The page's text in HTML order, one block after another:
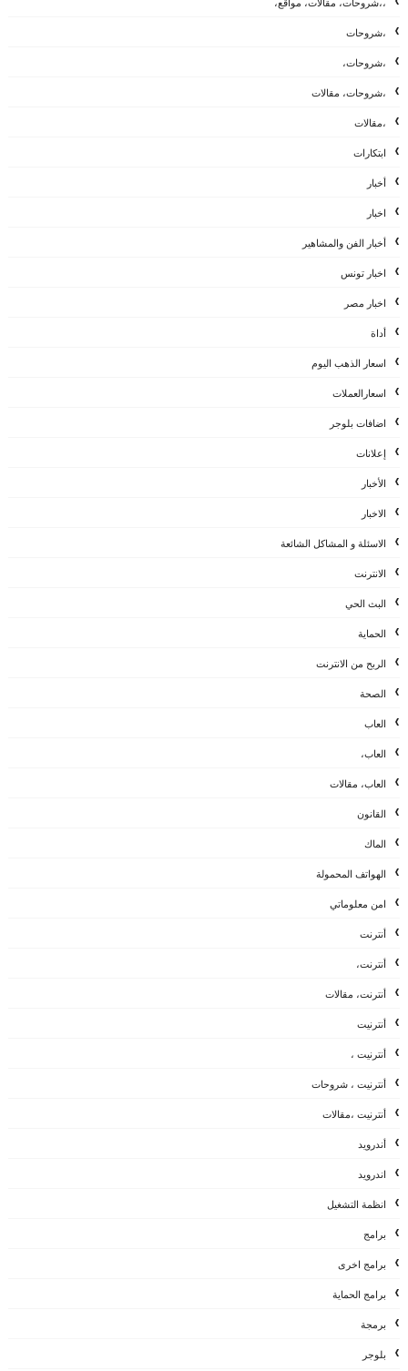
،شروحات
،شروحات،
،شروحات، مقالات
،مقالات
ابتكارات
أخبار
اخبار
أخبار الفن والمشاهير
اخبار تونس
اخبار مصر
أداة
اسعار الذهب اليوم
اسعارالعملات
اضافات بلوجر
إعلانات
الأخبار
الاخبار
الاسئلة و المشاكل الشائعة
الانترنت
البث الحي
الحماية
الربح من الانترنت
الصحة
العاب
العاب،
العاب، مقالات
القانون
الماك
الهواتف المحمولة
امن معلوماتي
أنترنت
أنترنت،
أنترنت، مقالات
أنترنيت
أنترنيت ،
أنترنيت ، شروحات
أنترنيت ،مقالات
أندرويد
اندرويد
انظمة التشغيل
برامج
برامج اخرى
برامج الحماية
برمجة
بلوجر